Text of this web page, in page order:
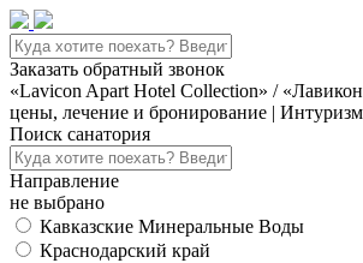
Заказать обратный звонок
«Lavicon Apart Hotel Collection» /
цены, лечение и бронирование | Интуризм
Поиск санатория
Направление
не выбрано
Кавказские Минеральные Воды
Краснодарский край